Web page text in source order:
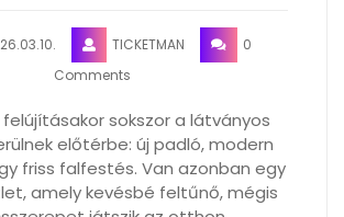
TICKETMAN
0
Comments
felújításakor sokszor a látványos
előtérbe: új padló, modern
friss falfestés. Van azonban egy
amely kevésbé feltűnő, mégis